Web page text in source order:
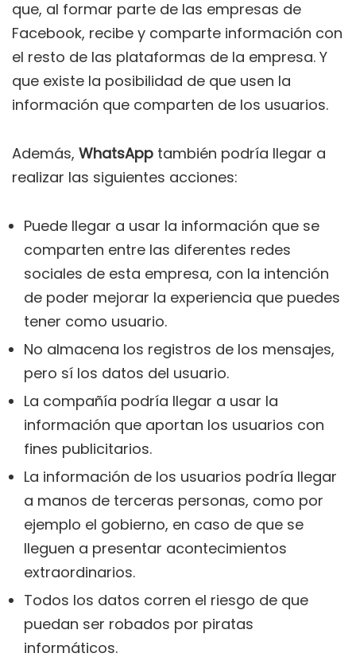
que, al formar parte de las empresas de
Facebook, recibe y comparte información con
el resto de las plataformas de la empresa. Y
que existe la posibilidad de que usen la
información que comparten de los usuarios.
Además, WhatsApp también podría llegar a
realizar las siguientes acciones:
Puede llegar a usar la información que se
comparten entre las diferentes redes
sociales de esta empresa, con la intención
de poder mejorar la experiencia que puedes
tener como usuario.
No almacena los registros de los mensajes,
pero sí los datos del usuario.
La compañía podría llegar a usar la
información que aportan los usuarios con
fines publicitarios.
La información de los usuarios podría llegar
a manos de terceras personas, como por
ejemplo el gobierno, en caso de que se
lleguen a presentar acontecimientos
extraordinarios.
Todos los datos corren el riesgo de que
puedan ser robados por piratas
informáticos.